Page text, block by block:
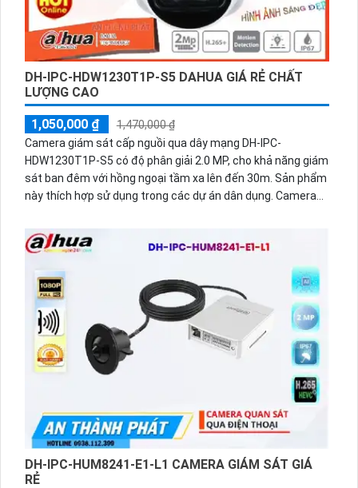
DH-IPC-HDW1230T1P-S5 DAHUA GIÁ RẺ CHẤT
LƯỢNG CAO
1,050,000 ₫
1,470,000 ₫
Camera giám sát cấp nguồi qua dây mạng DH-IPC-
HDW1230T1P-S5 có độ phân giải 2.0 MP, cho khả năng giám
sát ban đêm với hồng ngoại tầm xa lên đến 30m. Sản phẩm
này thích hợp sử dụng trong các dự án dân dụng. Camera
cho hệ thống lớn. Đặc biệt, sản phẩm này hỗ trợ giao thức
ONVIF, dễ dàng tích hợp với các thiết bị khác. Thiết kế dome
kim loại mang đến tính thẩm mỹ và độ bền cao. Camera
cũng tích hợp chức năng thu hình với chất lượng cao.
DH-IPC-HUM8241-E1-L1 CAMERA GIÁM SÁT GIÁ
RẺ